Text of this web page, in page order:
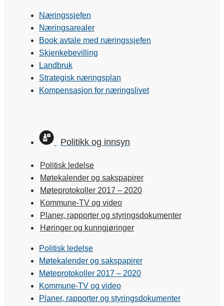
Næringssjefen
Næringsarealer
Book avtale med næringssjefen
Skjenkebevilling
Landbruk
Strategisk næringsplan
Kompensasjon for næringslivet
Politikk og innsyn
Politisk ledelse
Møtekalender og sakspapirer
Møteprotokoller 2017 – 2020
Kommune-TV og video
Planer, rapporter og styringsdokumenter
Høringer og kunngjøringer
Politisk ledelse
Møtekalender og sakspapirer
Møteprotokoller 2017 – 2020
Kommune-TV og video
Planer, rapporter og styringsdokumenter